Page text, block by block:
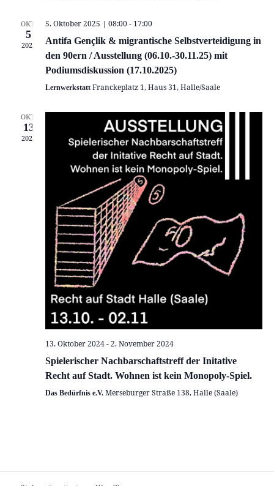
OKT.
5
2025
5. Oktober 2025 | 08:00- 17:00
Antifa Gençlik & migrantische Selbstverteidigung in
den 90ern / Ausstellung (06.10.-30.11.25) mit
Podiumsdiskussion (17.10.2025)
Lernwerkstatt Franckeplatz 1, Haus 31, Halle/Saale
OKT.
13
2024
13. Oktober 2024-2. November 2024
Spielerischer Nachbarschaftstreff der Initative
Recht auf Stadt. Wohnen ist kein Monopoly-Spiel.
Das Bedürfnis e.V. Merseburger Straße 138, Halle (Saale)